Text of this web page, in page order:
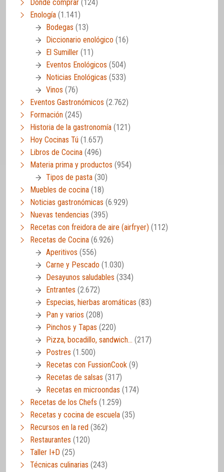
Dónde comprar (124)
Enología (1.141)
Bodegas (13)
Diccionario enológico (16)
El Sumiller (11)
Eventos Enológicos (504)
Noticias Enológicas (533)
Vinos (76)
Eventos Gastronómicos (2.762)
Formación (245)
Historia de la gastronomía (121)
Hoy Cocinas Tú (1.657)
Libros de Cocina (496)
Materia prima y productos (954)
Tipos de pasta (30)
Muebles de cocina (18)
Noticias gastronómicas (6.929)
Nuevas tendencias (395)
Recetas con freidora de aire (airfryer) (112)
Recetas de Cocina (6.926)
Aperitivos (556)
Carne y Pescado (1.030)
Desayunos saludables (334)
Entrantes (2.672)
Especias, hierbas aromáticas (83)
Pan y varios (208)
Pinchos y Tapas (220)
Pizza, bocadillo, sandwich… (217)
Postres (1.500)
Recetas con FussionCook (9)
Recetas de salsas (317)
Recetas en microondas (174)
Recetas de los Chefs (1.259)
Recetas y cocina de escuela (35)
Recursos en la red (362)
Restaurantes (120)
Taller I+D (25)
Técnicas culinarias (243)